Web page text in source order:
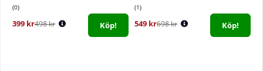
0
399 kr498 kr Köp!
1
549 kr698 kr Köp!